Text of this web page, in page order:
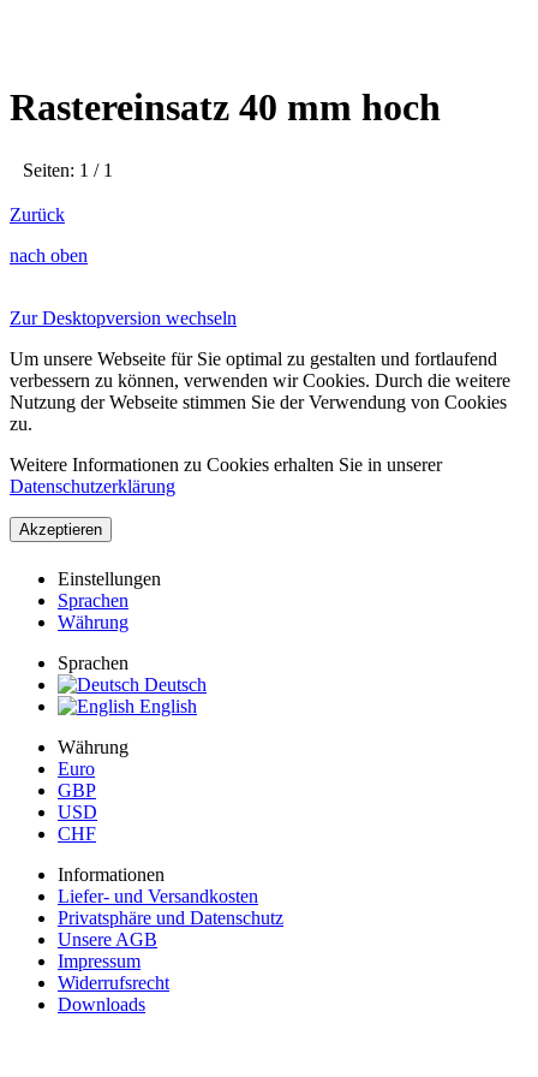
Rastereinsatz 40 mm hoch
Seiten: 1 / 1
Zurück
nach oben
Zur Desktopversion wechseln
Um unsere Webseite für Sie optimal zu gestalten und fortlaufend
verbessern zu können, verwenden wir Cookies. Durch die weitere
Nutzung der Webseite stimmen Sie der Verwendung von Cookies
zu.
Weitere Informationen zu Cookies erhalten Sie in unserer
Datenschutzerklärung
Akzeptieren
Einstellungen
Sprachen
Währung
Sprachen
Deutsch
English
Währung
Euro
GBP
USD
CHF
Informationen
Liefer- und Versandkosten
Privatsphäre und Datenschutz
Unsere AGB
Impressum
Widerrufsrecht
Downloads